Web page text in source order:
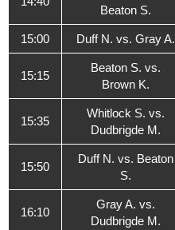
Beaton S.
15:00 Duff N. vs. Gray A.
15:15
Beaton S. vs.
Brown K.
15:35
Whitlock S. vs.
Dudbrigde M.
15:50
Duff N. vs. Beaton
S.
16:10
Gray A. vs.
Dudbrigde M.